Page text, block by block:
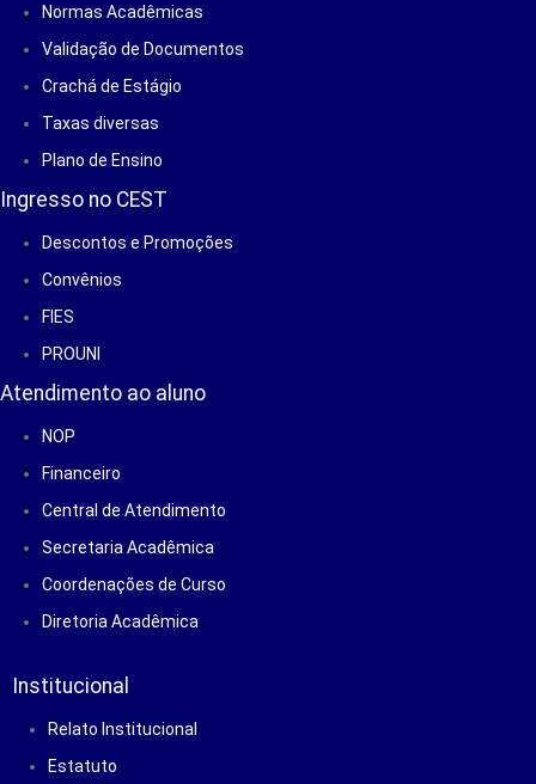
Normas Acadêmicas
Validação de Documentos
Crachá de Estágio
Taxas diversas
Plano de Ensino
Ingresso no CEST
Descontos e Promoções
Convênios
FIES
PROUNI
Atendimento ao aluno
NOP
Financeiro
Central de Atendimento
Secretaria Acadêmica
Coordenações de Curso
Diretoria Acadêmica
Institucional
Relato Institucional
Estatuto